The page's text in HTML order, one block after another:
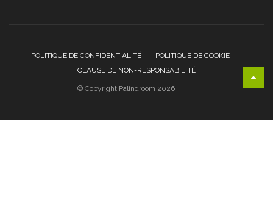
POLITIQUE DE CONFIDENTIALITÉ
POLITIQUE DE COOKIE
CLAUSE DE NON-RESPONSABILITÉ
© Copyright Palindroom 2026